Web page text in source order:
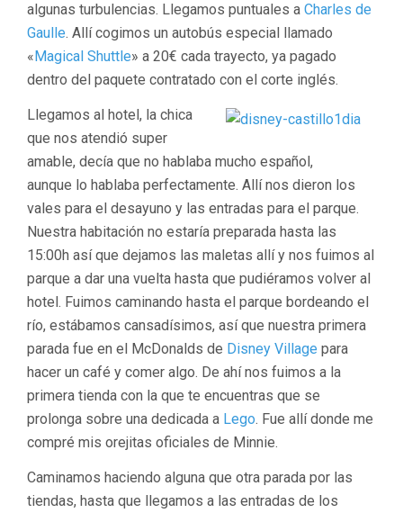
algunas turbulencias. Llegamos puntuales a Charles de
Gaulle. Allí cogimos un autobús especial llamado
« Magical Shuttle» a 20€ cada trayecto, ya pagado
dentro del paquete contratado con el corte inglés.
Llegamos al hotel, la chica
que nos atendió super
amable, decía que no hablaba mucho español,
aunque lo hablaba perfectamente. Allí nos dieron los
vales para el desayuno y las entradas para el parque.
Nuestra habitación no estaría preparada hasta las
15:00h así que dejamos las maletas allí y nos fuimos al
parque a dar una vuelta hasta que pudiéramos volver al
hotel. Fuimos caminando hasta el parque bordeando el
río, estábamos cansadísimos, así que nuestra primera
parada fue en el McDonalds de Disney Village para
hacer un café y comer algo. De ahí nos fuimos a la
primera tienda con la que te encuentras que se
prolonga sobre una dedicada a Lego. Fue allí donde me
compré mis orejitas oficiales de Minnie.
Caminamos haciendo alguna que otra parada por las
tiendas, hasta que llegamos a las entradas de los